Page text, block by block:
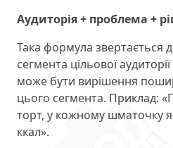
Аудиторія + проблема +
Така формула звертається
сегмента цільової
може бути вирішення
цього сегмента. Приклад:
торт, у кожному шматочку
ккал».